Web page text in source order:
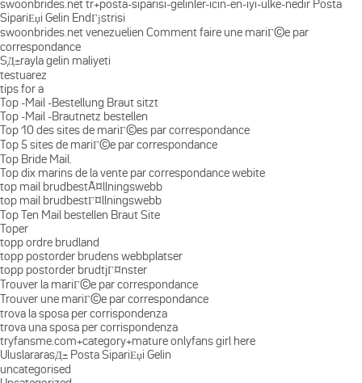
swoonbrides.net tr+posta-siparisi-gelinler-icin-en-iyi-ulke-nedir Posta
SipariЕџi Gelin EndГјstrisi
swoonbrides.net venezuelien Comment faire une mariГ©e par
correspondance
SД±rayla gelin maliyeti
testuarez
tips for a
Top -Mail -Bestellung Braut sitzt
Top -Mail -Brautnetz bestellen
Top 10 des sites de mariГ©es par correspondance
Top 5 sites de mariГ©e par correspondance
Top Bride Mail.
Top dix marins de la vente par correspondance webite
top mail brudbestÃ¤llningswebb
top mail brudbestГ¤llningswebb
Top Ten Mail bestellen Braut Site
Toper
topp ordre brudland
topp postorder brudens webbplatser
topp postorder brudtjГ¤nster
Trouver la mariГ©e par correspondance
Trouver une mariГ©e par correspondance
trova la sposa per corrispondenza
trova una sposa per corrispondenza
tryfansme.com+category+mature onlyfans girl here
UluslararasД± Posta SipariЕџi Gelin
uncategorised